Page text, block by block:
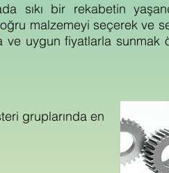
gruplarında en
sıkı bir rekabetin
malzemeyi seçerek ve
ve uygun fiyatlarla sunmak